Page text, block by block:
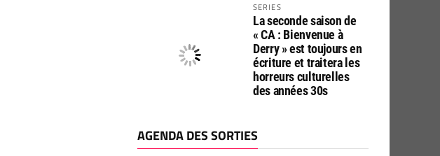
SERIES
La seconde saison de
« CA : Bienvenue à
Derry » est toujours en
écriture et traitera les
horreurs culturelles
des années 30s
AGENDA DES SORTIES